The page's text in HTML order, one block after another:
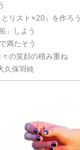
リスト×20』を作ろう
」しよう
満たそう
の笑顔の積み重ね
久保羽純